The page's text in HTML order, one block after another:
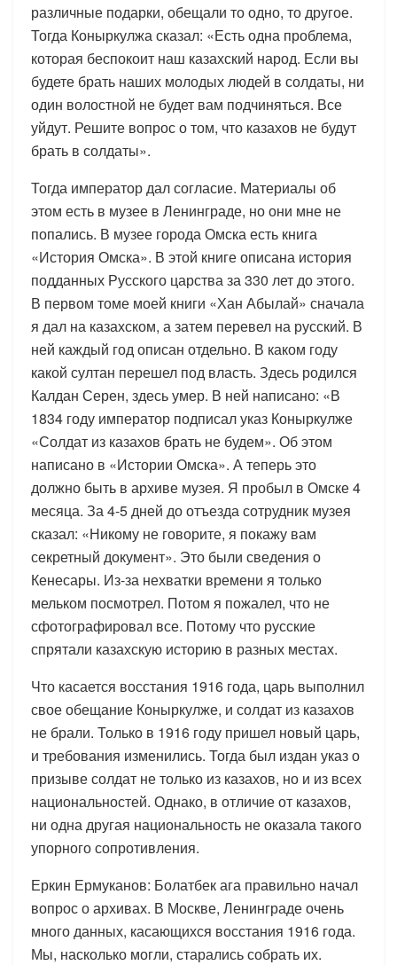
различные подарки, обещали то одно, то другое.
Тогда Коныркулжа сказал: «Есть одна проблема,
которая беспокоит наш казахский народ. Если вы
будете брать наших молодых людей в солдаты, ни
один волостной не будет вам подчиняться. Все
уйдут. Решите вопрос о том, что казахов не будут
брать в солдаты».
Тогда император дал согласие. Материалы об
этом есть в музее в Ленинграде, но они мне не
попались. В музее города Омска есть книга
«История Омска». В этой книге описана история
подданных Русского царства за 330 лет до этого.
В первом томе моей книги «Хан Абылай» сначала
я дал на казахском, а затем перевел на русский. В
ней каждый год описан отдельно. В каком году
какой султан перешел под власть. Здесь родился
Калдан Серен, здесь умер. В ней написано: «В
1834 году император подписал указ Коныркулже
«Солдат из казахов брать не будем». Об этом
написано в «Истории Омска». А теперь это
должно быть в архиве музея. Я пробыл в Омске 4
месяца. За 4-5 дней до отъезда сотрудник музея
сказал: «Никому не говорите, я покажу вам
секретный документ». Это были сведения о
Кенесары. Из-за нехватки времени я только
мельком посмотрел. Потом я пожалел, что не
сфотографировал все. Потому что русские
спрятали казахскую историю в разных местах.
Что касается восстания 1916 года, царь выполнил
свое обещание Коныркулже, и солдат из казахов
не брали. Только в 1916 году пришел новый царь,
и требования изменились. Тогда был издан указ о
призыве солдат не только из казахов, но и из всех
национальностей. Однако, в отличие от казахов,
ни одна другая национальность не оказала такого
упорного сопротивления.
Еркин Ермуканов: Болатбек ага правильно начал
вопрос о архивах. В Москве, Ленинграде очень
много данных, касающихся восстания 1916 года.
Мы, насколько могли, старались собрать их.